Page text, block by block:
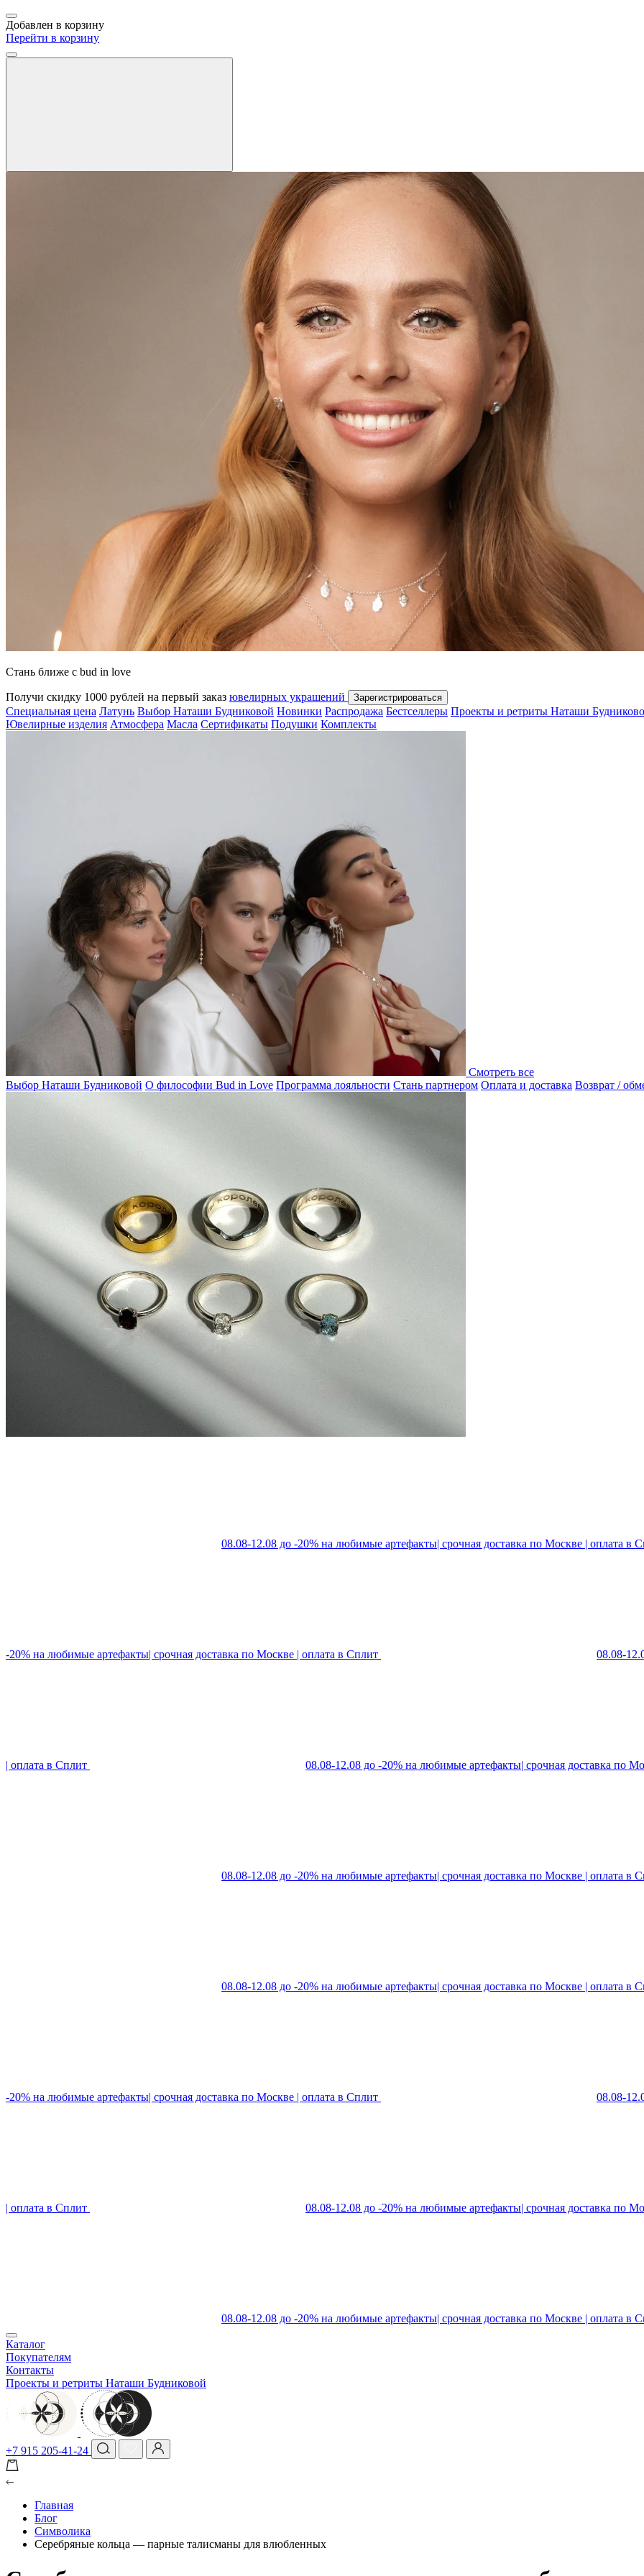
Добавлен в корзину
Перейти в корзину
Стань ближе с bud in love
Получи скидку 1000 рублей на первый заказ ювелирных украшений Зарегистрироваться
Специальная цена Латунь Выбор Наташи Будниковой Новинки Распродажа Бестселлеры Проекты и ретриты Наташи
Ювелирные изделия Атмосфера Масла Сертификаты Подушки Комплекты
Смотреть все
Выбор Наташи Будниковой О философии Bud in Love Программа лояльности Стань партнером Оплата и доставка Возврат /
08.08-12.08 до -20% на любимые артефакты| срочная доставка по Москве | оплата в
-20% на любимые артефакты| срочная доставка по Москве | оплата в Сплит 08.08-
| оплата в Сплит 08.08-12.08 до -20% на любимые артефакты| срочная доставка по
08.08-12.08 до -20% на любимые артефакты| срочная доставка по Москве | оплата в
08.08-12.08 до -20% на любимые артефакты| срочная доставка по Москве | оплата в
-20% на любимые артефакты| срочная доставка по Москве | оплата в Сплит 08.08-
| оплата в Сплит 08.08-12.08 до -20% на любимые артефакты| срочная доставка по
08.08-12.08 до -20% на любимые артефакты| срочная доставка по Москве | оплата в
Каталог
Покупателям
Контакты
Проекты и ретриты Наташи Будниковой
+7 915 205-41-24
Главная
Блог
Символика
Серебряные кольца — парные талисманы для влюбленных